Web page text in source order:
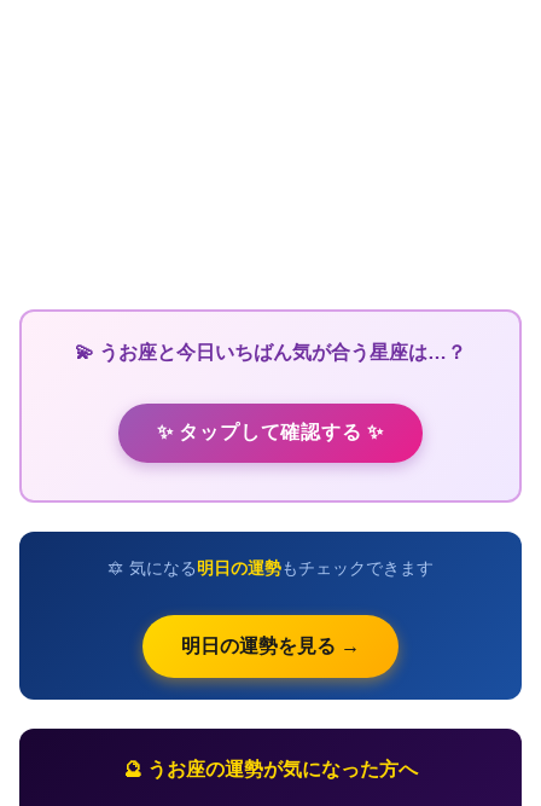
💫 うお座と今日いちばん気が合う星座は…？
✨ タップして確認する ✨
🔯 気になる明日の運勢もチェックできます
明日の運勢を見る →
🔮 うお座の運勢が気になった方へ